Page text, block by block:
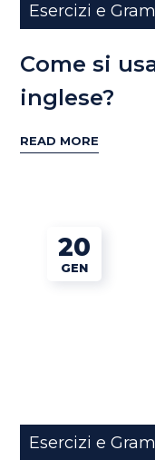
Esercizi e
Come si
inglese?
READ MORE
20
GEN
Esercizi e